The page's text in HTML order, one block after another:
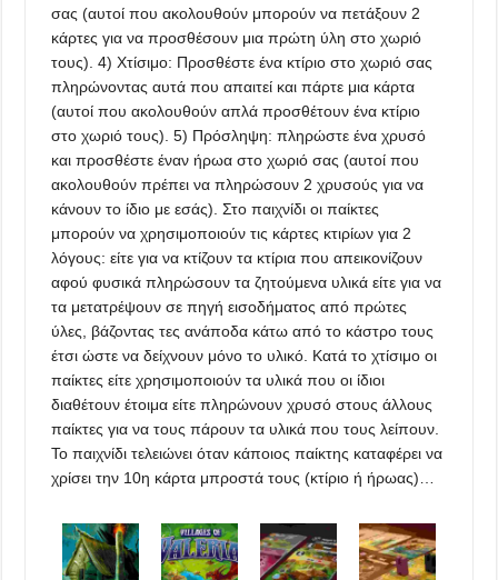
σας (αυτοί που ακολουθούν μπορούν να πετάξουν 2
κάρτες για να προσθέσουν μια πρώτη ύλη στο χωριό
τους). 4) Χτίσιμο: Προσθέστε ένα κτίριο στο χωριό σας
πληρώνοντας αυτά που απαιτεί και πάρτε μια κάρτα
(αυτοί που ακολουθούν απλά προσθέτουν ένα κτίριο
στο χωριό τους). 5) Πρόσληψη: πληρώστε ένα χρυσό
και προσθέστε έναν ήρωα στο χωριό σας (αυτοί που
ακολουθούν πρέπει να πληρώσουν 2 χρυσούς για να
κάνουν το ίδιο με εσάς). Στο παιχνίδι οι παίκτες
μπορούν να χρησιμοποιούν τις κάρτες κτιρίων για 2
λόγους: είτε για να κτίζουν τα κτίρια που απεικονίζουν
αφού φυσικά πληρώσουν τα ζητούμενα υλικά είτε για να
τα μετατρέψουν σε πηγή εισοδήματος από πρώτες
ύλες, βάζοντας τες ανάποδα κάτω από το κάστρο τους
έτσι ώστε να δείχνουν μόνο το υλικό. Κατά το χτίσιμο οι
παίκτες είτε χρησιμοποιούν τα υλικά που οι ίδιοι
διαθέτουν έτοιμα είτε πληρώνουν χρυσό στους άλλους
παίκτες για να τους πάρουν τα υλικά που τους λείπουν.
Το παιχνίδι τελειώνει όταν κάποιος παίκτης καταφέρει να
χρίσει την 10η κάρτα μπροστά τους (κτίριο ή ήρωας)…